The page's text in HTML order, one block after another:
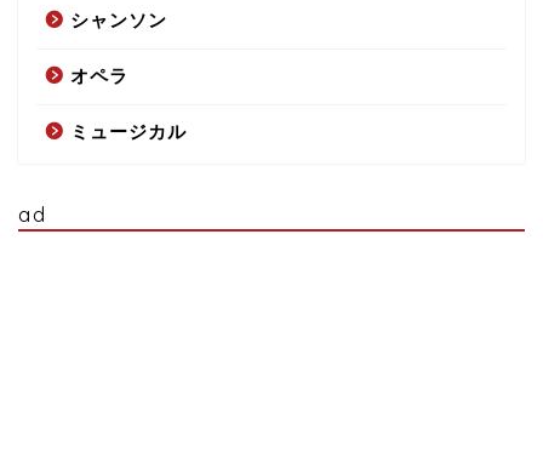
シャンソン
オペラ
ミュージカル
ad